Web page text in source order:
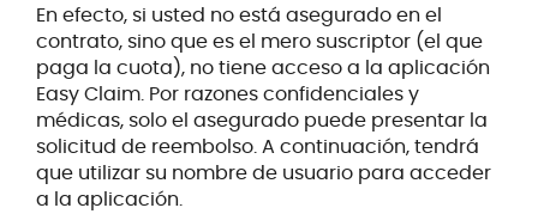
En efecto, si usted no está asegurado en el
contrato, sino que es el mero suscriptor (el que
paga la cuota), no tiene acceso a la aplicación
Easy Claim. Por razones confidenciales y
médicas, solo el asegurado puede presentar la
solicitud de reembolso. A continuación, tendrá
que utilizar su nombre de usuario para acceder
a la aplicación.